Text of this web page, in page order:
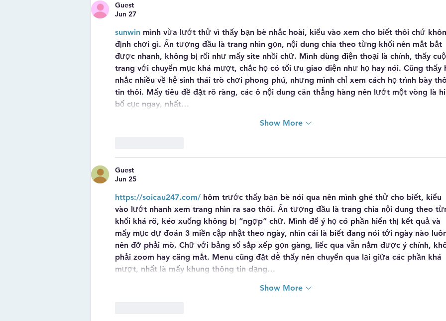
Guest
Jun 27
sunwin mình vừa lướt thử vì thấy bạn bè nhắc hoài, kiểu vào xem cho biết thôi chứ
định chơi gì. Ấn tượng đầu là trang nhìn gọn, nội dung chia theo từng khối nên mắt bắt
được nhanh, không bị rối như mấy site nhồi chữ. Mình dùng điện thoại là chính, thấy
trang với chuyển mục khá mượt, chắc họ có tối ưu giao diện như họ hay nói. Cũng thấy
nhắc nhiều về hệ sinh thái trò chơi phong phú, nhưng mình chỉ xem cách họ trình bày
tin thôi. Mấy tiêu đề đặt rõ ràng, các ô nội dung căn thẳng hàng nên lướt một vòng là
bố cục ngay, nhất…
Show More
Guest
Jun 25
https://soicau247.com/ hôm trước thấy bạn bè nói qua nên mình ghé thử cho biết, kiểu
vào lướt nhanh xem trang nhìn ra sao thôi. Ấn tượng đầu là trang chia nội dung theo
khối khá rõ, kéo xuống không bị “ngợp” chữ. Mình để ý họ có phần hiển thị kết quả và
mấy mục dự đoán 3 miền cập nhật theo ngày, nhìn cái là biết đang nói tới ngày nào
nên đỡ phải mò. Chữ với bảng số sắp xếp gọn gàng, liếc qua vẫn nắm được ý chính,
phải zoom hay căng mắt. Menu cũng đặt dễ thấy nên chuyển qua lại giữa các phần khá
mượt, nhất là mấy khung thông tin dạng…
Show More